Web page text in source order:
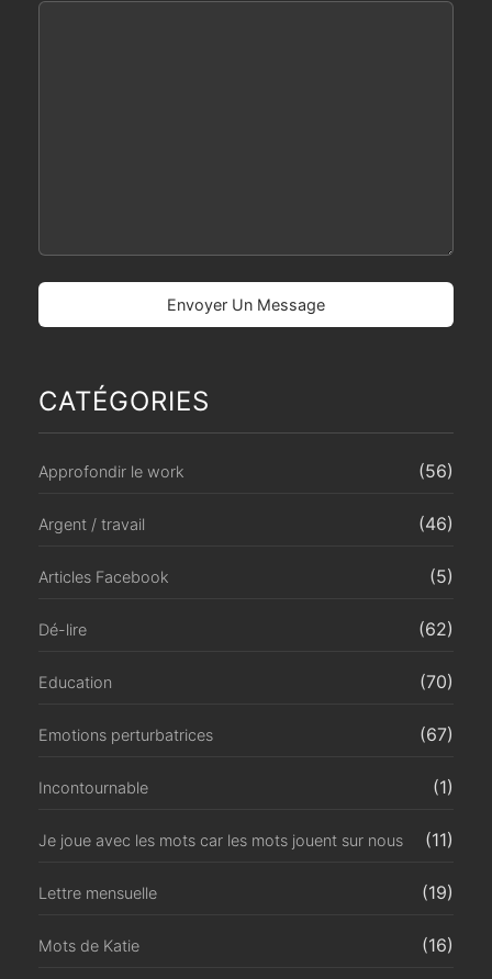
CATÉGORIES
Approfondir le work (56)
Argent / travail (46)
Articles Facebook (5)
Dé-lire (62)
Education (70)
Emotions perturbatrices (67)
Incontournable (1)
Je joue avec les mots car les mots jouent sur nous (11)
Lettre mensuelle (19)
Mots de Katie (16)